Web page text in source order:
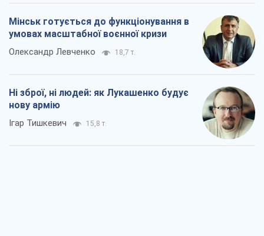
Мінськ готується до функціонування в
умовах масштабної воєнної кризи
Олександр Левченко 18,7 т.
Ні зброї, ні людей: як Лукашенко будує
нову армію
Ігар Тишкевич 15,8 т.